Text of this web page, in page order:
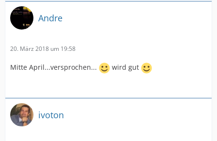
Andre
20. März 2018 um 19:58
Mitte April...versprochen... wird gut
ivoton